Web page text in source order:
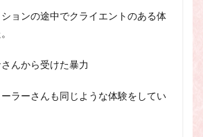
ョンの途中でクライエントのある体
んから受けた暴力
ラーさんも同じような体験をしてい